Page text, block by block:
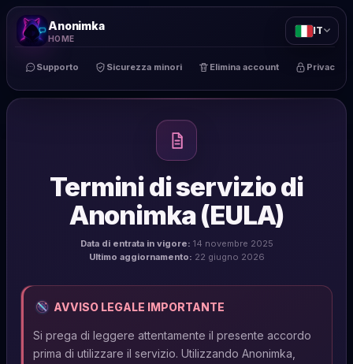
Anonimka
HOME
Supporto Sicurezza minori Elimina account Privacy
Termini di servizio di
Anonimka (EULA)
Data di entrata in vigore: 14 novembre 2025
Ultimo aggiornamento: 22 giugno 2026
AVVISO LEGALE IMPORTANTE
Si prega di leggere attentamente il presente accordo
prima di utilizzare il servizio. Utilizzando Anonimka,
IT